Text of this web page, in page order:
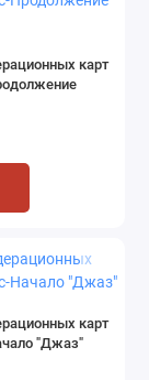
карт
карт
"Джаз"